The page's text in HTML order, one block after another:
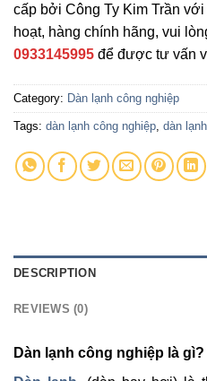
cấp bởi Công Ty Kim Trần
hoạt, hàng chính hãng, vui
0933145995 để được tư vấn
Category: Dàn lạnh công nghiệp
Tags: dàn lạnh công nghiệp, dàn
DESCRIPTION
REVIEWS (0)
Dàn lạnh công nghiệp là gì?